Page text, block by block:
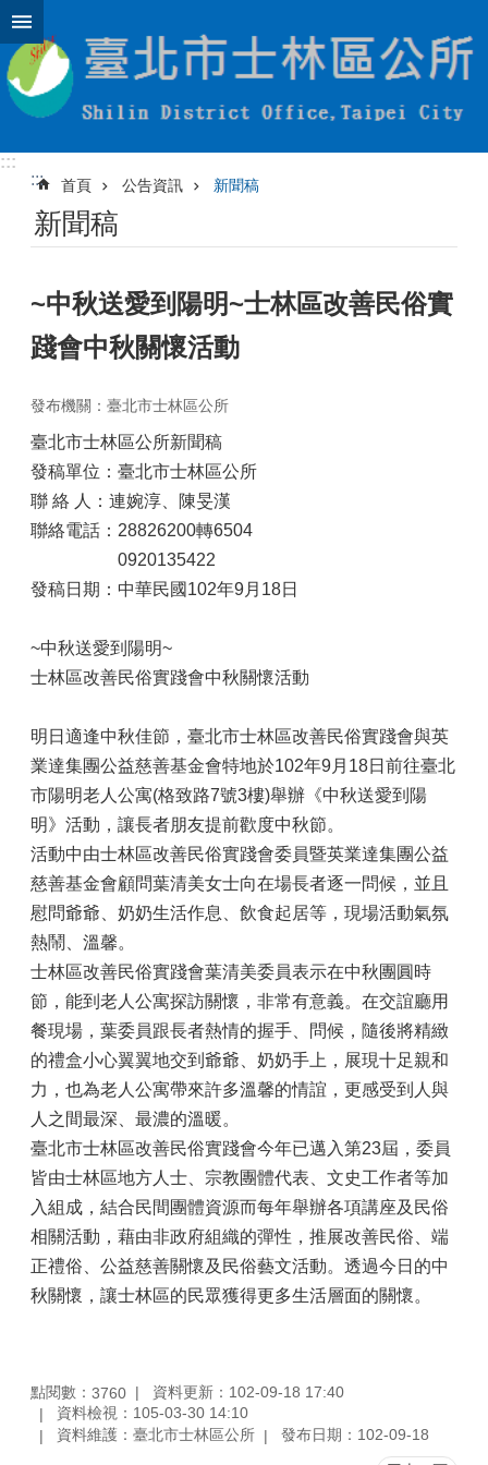
跳到主要內容區塊
:::
:::
首頁 公告資訊 新聞稿
新聞稿
~中秋送愛到陽明~士林區改善民俗實
踐會中秋關懷活動
發布機關：臺北市士林區公所
臺北市士林區公所新聞稿
發稿單位：臺北市士林區公所
聯 絡 人：連婉淳、陳旻漢
聯絡電話：28826200轉6504
0920135422
發稿日期：中華民國102年9月18日
~中秋送愛到陽明~
士林區改善民俗實踐會中秋關懷活動
明日適逢中秋佳節，臺北市士林區改善民俗實踐會與英
業達集團公益慈善基金會特地於102年9月18日前往臺北
市陽明老人公寓(格致路7號3樓)舉辦《中秋送愛到陽
明》活動，讓長者朋友提前歡度中秋節。
活動中由士林區改善民俗實踐會委員暨英業達集團公益
慈善基金會顧問葉清美女士向在場長者逐一問候，並且
慰問爺爺、奶奶生活作息、飲食起居等，現場活動氣氛
熱鬧、溫馨。
士林區改善民俗實踐會葉清美委員表示在中秋團圓時
節，能到老人公寓探訪關懷，非常有意義。在交誼廳用
餐現場，葉委員跟長者熱情的握手、問候，隨後將精緻
的禮盒小心翼翼地交到爺爺、奶奶手上，展現十足親和
力，也為老人公寓帶來許多溫馨的情誼，更感受到人與
人之間最深、最濃的溫暖。
臺北市士林區改善民俗實踐會今年已邁入第23屆，委員
皆由士林區地方人士、宗教團體代表、文史工作者等加
入組成，結合民間團體資源而每年舉辦各項講座及民俗
相關活動，藉由非政府組織的彈性，推展改善民俗、端
正禮俗、公益慈善關懷及民俗藝文活動。透過今日的中
秋關懷，讓士林區的民眾獲得更多生活層面的關懷。
點閱數： 3760
資料更新：102-09-18 17:40
資料檢視：105-03-30 14:10
資料維護：臺北市士林區公所
發布日期：102-09-18